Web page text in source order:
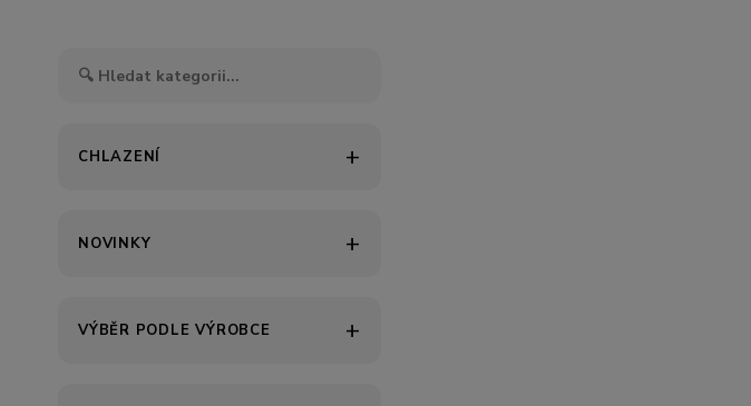
CHLAZENÍ
NOVINKY
VÝBĚR PODLE VÝROBCE